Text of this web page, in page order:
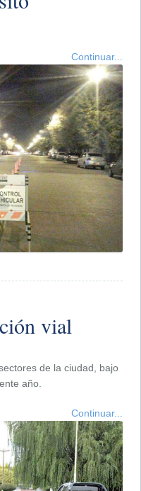
Continuar...
vial
de la ciudad, bajo
año.
Continuar...